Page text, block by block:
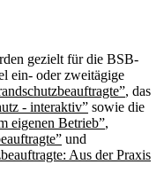
gezielt für die BSB-
ein- oder zweitägige
, das
- interaktiv” sowie die
eigenen Betrieb”,
und
Aus der Praxis